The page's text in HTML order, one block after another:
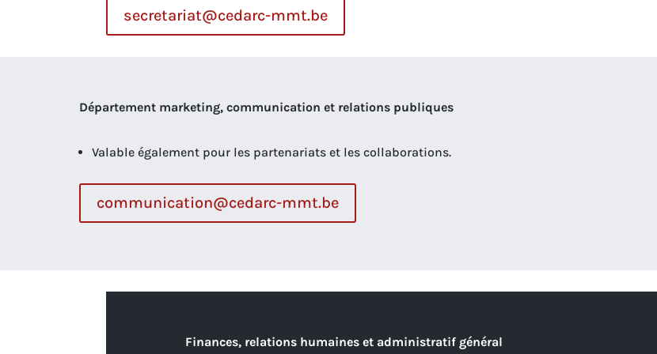
secretariat@cedarc-mmt.be
Département marketing, communication et relations publiques
Valable également pour les partenariats et les collaborations.
communication@cedarc-mmt.be
Finances, relations humaines et administratif général